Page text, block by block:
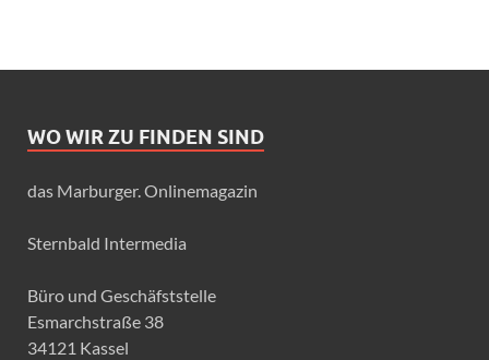
WO WIR ZU FINDEN SIND
das Marburger. Onlinemagazin
Sternbald Intermedia
Büro und Geschäfststelle
Esmarchstraße 38
34121 Kassel